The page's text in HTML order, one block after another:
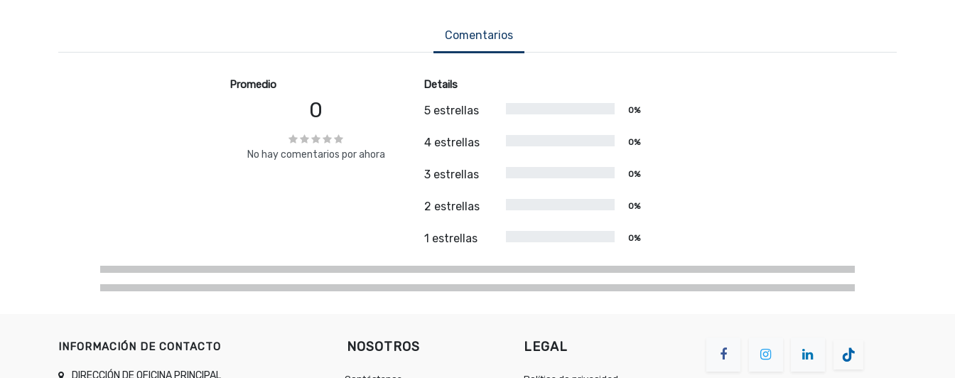
Comentarios
Promedio
0
No hay comentarios por ahora
Details
5 estrellas 0%
4 estrellas 0%
3 estrellas 0%
2 estrellas 0%
1 estrellas 0%
INFORMACIÓN DE CONTACTO
DIRECCIÓN DE OFICINA PRINCIPAL
NOSOTROS LEGAL